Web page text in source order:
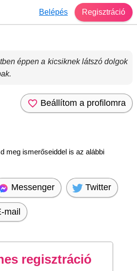
Belépés Regisztráció
éppen a kicsiknek látszó dolgok
Beállítom a profilomra
meg ismerőseiddel is az alábbi
Messenger Twitter
mail
regisztráció